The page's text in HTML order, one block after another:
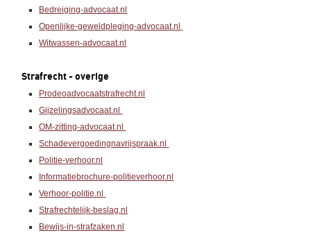
Bedreiging-advocaat.nl
Openlijke-geweldpleging-advocaat.nl
Witwassen-advocaat.nl
Strafrecht - overige
Prodeoadvocaatstrafrecht.nl
Gijzelingsadvocaat.nl
OM-zitting-advocaat.nl
Schadevergoedingnavrijspraak.nl
Politie-verhoor.nl
Informatiebrochure-politieverhoor.nl
Verhoor-politie.nl
Strafrechtelijk-beslag.nl
Bewijs-in-strafzaken.nl